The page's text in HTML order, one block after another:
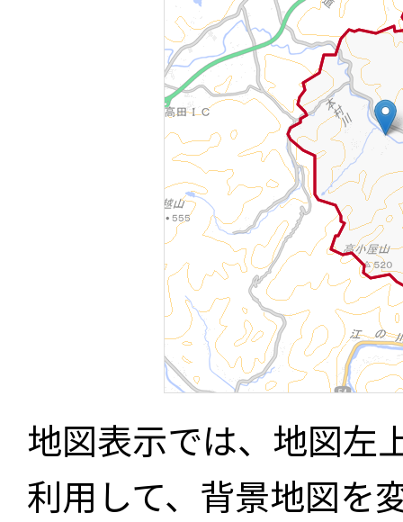
地図表示では、地図左
利用して、背景地図を